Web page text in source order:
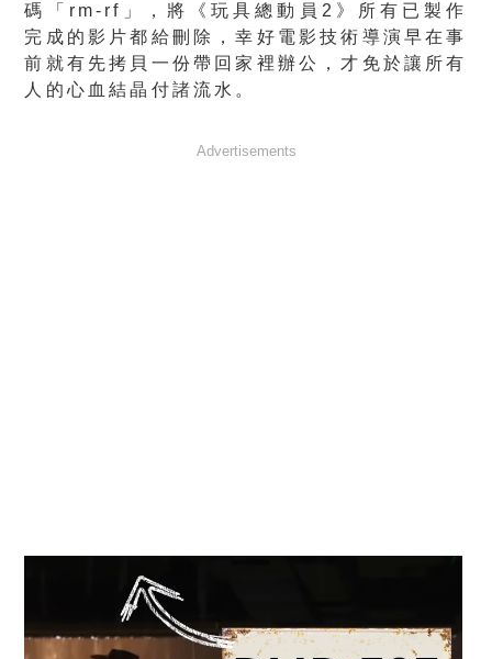
碼「rm-rf」，將《玩具總動員2》所有已製作
完成的影片都給刪除，幸好電影技術導演早在事
前就有先拷貝一份帶回家裡辦公，才免於讓所有
人的心血結晶付諸流水。
Advertisements